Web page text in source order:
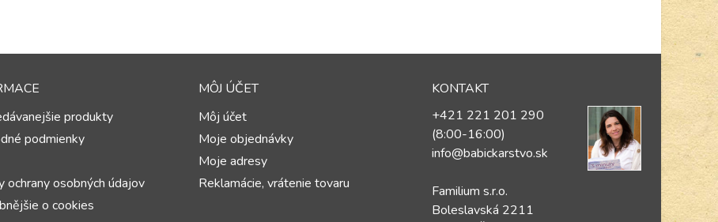
produkty
podmienky
ochrany osobných údajov
o cookies
MÔJ ÚČET
Môj účet
Moje objednávky
Moje adresy
Reklamácie, vrátenie tovaru
KONTAKT
+421 221 201 290
(8:00-16:00)
info@babickarstvo.sk
Familium s.r.o.
Boleslavská 2211